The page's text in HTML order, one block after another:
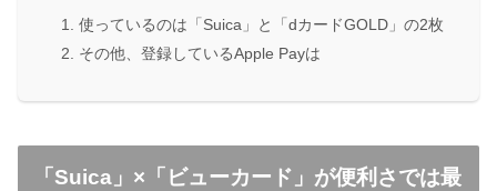
使っているのは「Suica」と「dカードGOLD」の2枚
その他、登録しているApple Payは
「Suica」×「ビューカード」が便利さでは最